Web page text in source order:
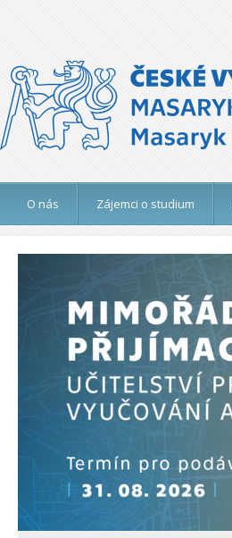
O nás Zájemci o studium